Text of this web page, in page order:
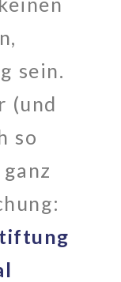
sein.
(und
so